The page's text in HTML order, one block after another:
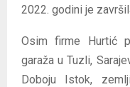
2022. godini je
Osim firme Hurtić
garaža u Tuzli,
Doboju Istok,